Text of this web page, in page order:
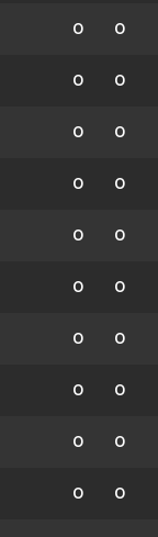
0 0
0 0
0 0
0 0
0 0
0 0
0 0
0 0
0 0
0 0